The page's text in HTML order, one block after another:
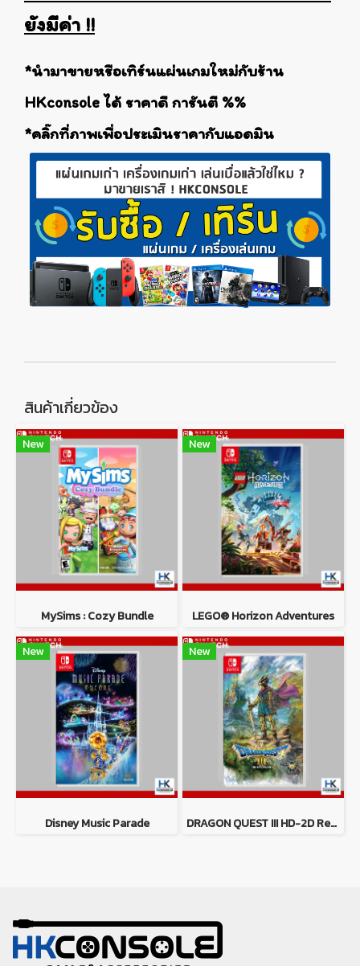
ยังมีค่า !!
*นำมาขายหรือเทิร์นแผ่นเกมใหม่กับร้าน
HKconsole ได้ ราคาดี การันตี %%
*คลิ๊กที่ภาพเพื่อประเมินราคากับแอดมิน
สินค้าเกี่ยวข้อง
New
MySims : Cozy Bundle
New
LEGO® Horizon Adventures
New
Disney Music Parade
New
DRAGON QUEST III HD-2D Remake